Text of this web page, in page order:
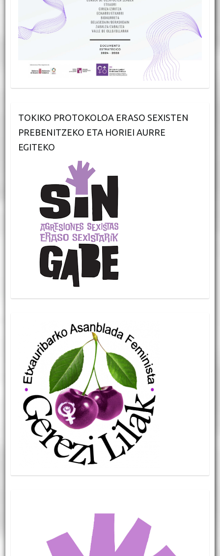
TOKIKO PROTOKOLOA ERASO SEXISTEN
PREBENITZEKO ETA HORIEI AURRE
EGITEKO